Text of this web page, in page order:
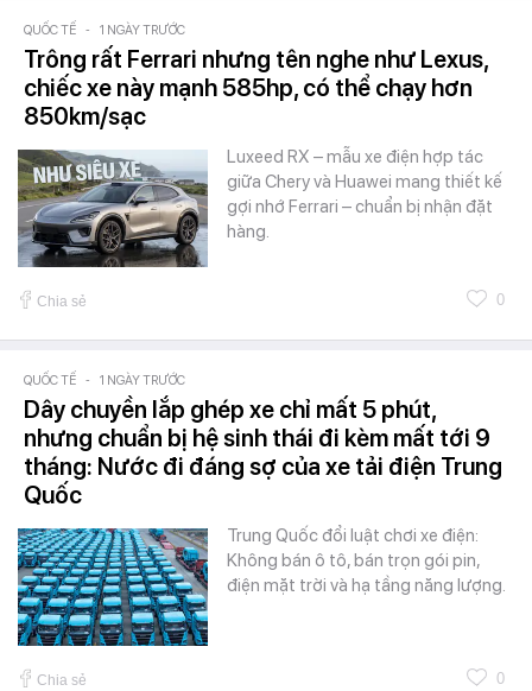
QUỐC TẾ - 1 NGÀY TRƯỚC
Trông rất Ferrari nhưng tên nghe như Lexus,
chiếc xe này mạnh 585hp, có thể chạy hơn
850km/sạc
Luxeed RX – mẫu xe điện hợp tác
giữa Chery và Huawei mang thiết kế
gợi nhớ Ferrari – chuẩn bị nhận đặt
hàng.
Chia sẻ 0
QUỐC TẾ - 1 NGÀY TRƯỚC
Dây chuyền lắp ghép xe chỉ mất 5 phút,
nhưng chuẩn bị hệ sinh thái đi kèm mất tới 9
tháng: Nước đi đáng sợ của xe tải điện Trung
Quốc
Trung Quốc đổi luật chơi xe điện:
Không bán ô tô, bán trọn gói pin,
điện mặt trời và hạ tầng năng lượng.
Chia sẻ 0